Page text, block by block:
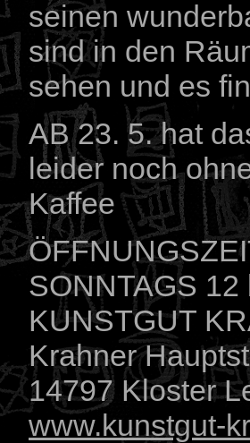
seinen
sind in den
sehen und es
AB 23. 5. hat
leider noch
Kaffee
SONNTAGS
KUNSTGUT
Krahner
14797 Kloster
www.kunstgut-